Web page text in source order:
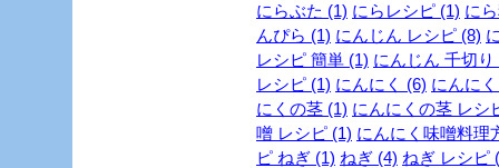
にらぶた (1) にらレシピ (1) に
んぴら (1) にんじん レシピ (8)
レシピ 簡単 (1) にんじん 千切り
レシピ (1) にんにく (6) にんに
にくの茎 (1) にんにくの茎 レシ
噌 レシピ (1) にんにく味噌料理
ピ ねぎ (1) ねぎ (4) ねぎ レシピ